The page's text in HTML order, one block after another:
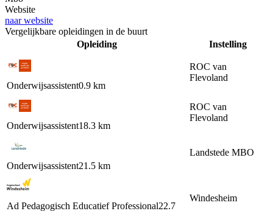
Website
naar website
Vergelijkbare opleidingen in de buurt
Opleiding
Instelling
Onderwijsassistent0.9 km
ROC van
Flevoland
Onderwijsassistent18.3 km
ROC van
Flevoland
Onderwijsassistent21.5 km
Landstede MBO
Ad Pedagogisch Educatief Professional22.7
Windesheim